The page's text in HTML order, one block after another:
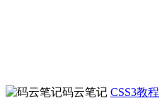
码云笔记 CSS3教程